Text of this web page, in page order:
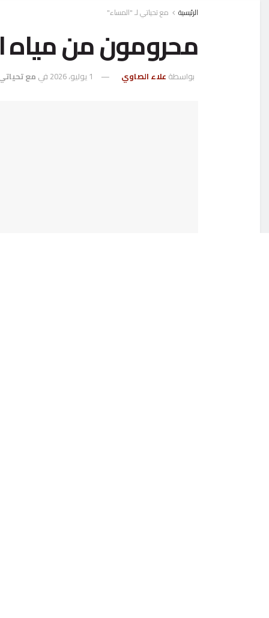
الرئيسية مع تحياتي لـ "المساء"
محرومون من مياه
بواسطة علاء الصاوي 1 يوليو، 2026 في مع